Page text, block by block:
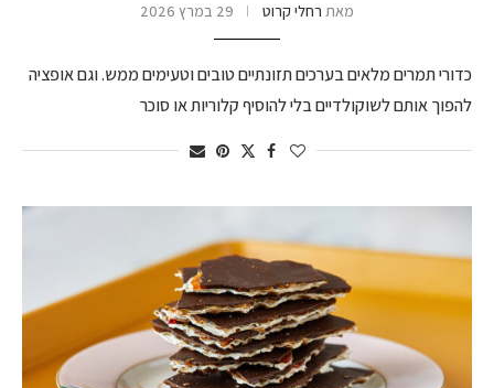
מאת רחלי קרוט 29 במרץ 2026
כדורי תמרים מלאים בערכים תזונתיים טובים וטעימים ממש. וגם אופציה
להפוך אותם לשוקולדיים בלי להוסיף קלוריות או סוכר